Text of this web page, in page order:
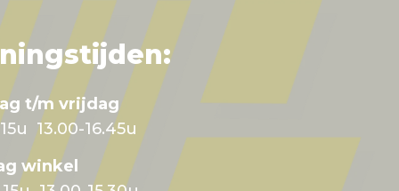
t/m vrijdag
13.00-16.45u
winkel